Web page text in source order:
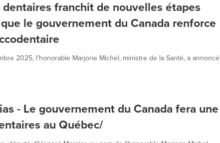
franchit de nouvelles étapes
le gouvernement du Canada renforce
2025, l'honorable Marjorie Michel, ministre de la Santé, a annoncé
- Le gouvernement du Canada fera une
au Québec/